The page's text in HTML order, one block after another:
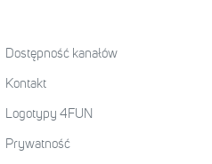
Dostępność kanałów
Kontakt
Logotypy 4FUN
Prywatność